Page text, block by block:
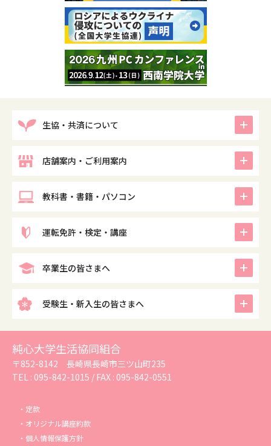
生協・共済について
店舗案内・ご利用案内
教科書・書籍・パソコン
運転免許・検定・講座
卒業生の皆さまへ
受験生・新入生の皆さまへ
純心大学生活協同組合
〒852-8142 長崎県長崎市三ツ山町235
TEL : 095-842-1015 / FAX : 095-842-0551
定款
オリジナル講座約款
個人情報保護方針